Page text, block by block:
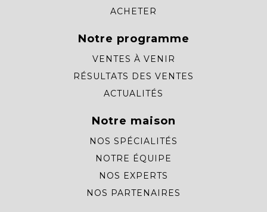
ACHETER
Notre programme
VENTES À VENIR
RÉSULTATS DES VENTES
ACTUALITÉS
Notre maison
NOS SPÉCIALITÉS
NOTRE ÉQUIPE
NOS EXPERTS
NOS PARTENAIRES